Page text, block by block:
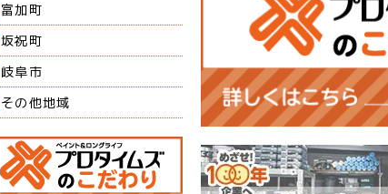
富加町
坂祝町
岐阜市
その他地域